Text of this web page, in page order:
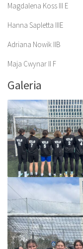
Magdalena Koss III E
Hanna Sapletta IIIE
Adriana Nowik IIB
Maja Cwynar II F
Galeria